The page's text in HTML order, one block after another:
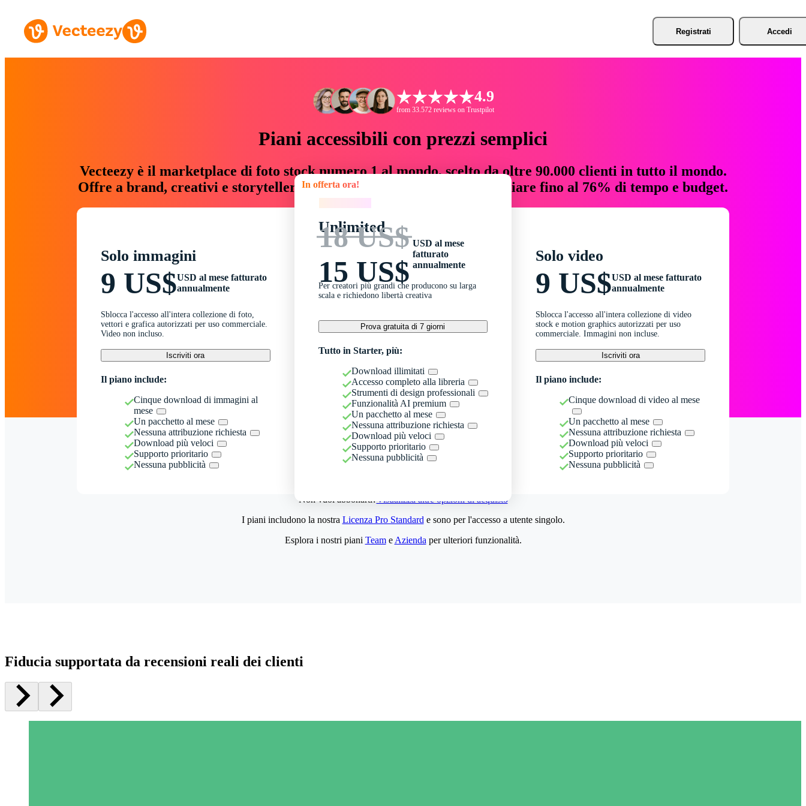
Registrati Accedi
4.9
from 33.572 reviews on Trustpilot
Piani accessibili con prezzi semplici
Vecteezy è il marketplace di foto stock numero 1 al mondo, scelto da oltre 90.000 clienti in tutto il mondo.
Offre a brand, creativi e storyteller risorse creative che fanno risparmiare fino al 76% di tempo e budget.
Solo immagini
9 US$USD al mese fatturato
annualmente
Sblocca l'accesso all'intera collezione di foto,
vettori e grafica autorizzati per uso commerciale.
Video non incluso.
Iscriviti ora
Il piano include:
Cinque download di immagini al
mese
Un pacchetto al mese
Nessuna attribuzione richiesta
Download più veloci
Supporto prioritario
Nessuna pubblicità
In offerta ora!
Unlimited
18 US$
15 US$
USD al mese
fatturato
annualmente
Per creatori più grandi che producono su larga
scala e richiedono libertà creativa
Prova gratuita di 7 giorni
Tutto in Starter, più:
Download illimitati
Accesso completo alla libreria
Strumenti di design professionali
Funzionalità AI premium
Un pacchetto al mese
Nessuna attribuzione richiesta
Download più veloci
Supporto prioritario
Nessuna pubblicità
Solo video
9 US$USD al mese fatturato
annualmente
Sblocca l'accesso all'intera collezione di video
stock e motion graphics autorizzati per uso
commerciale. Immagini non incluse.
Iscriviti ora
Il piano include:
Cinque download di video al mese
Un pacchetto al mese
Nessuna attribuzione richiesta
Download più veloci
Supporto prioritario
Nessuna pubblicità
Non vuoi abbonarti?Visualizza altre opzioni di acquisto
I piani includono la nostra Licenza Pro Standard e sono per l'accesso a utente singolo.
Esplora i nostri piani Teame Azienda per ulteriori funzionalità.
Fiducia supportata da recensioni reali dei clienti